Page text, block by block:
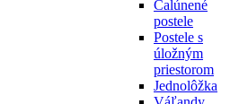
Čalúnené
postele
Postele s
úložným
priestorom
Jednolôžka